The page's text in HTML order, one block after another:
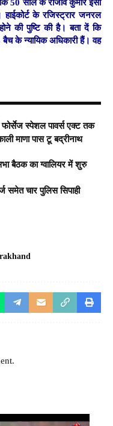
50 साल के राजीव कुमार इसी
हाईकोर्ट के रजिस्ट्रार जनरल
की पुष्टि की है। बता दें कि
बैच के न्यायिक अधिकारी हैं। वह
फोर्सेज स्पेशल पावर्स एक्ट तक
माणा पास टू बद्रीनाथ
बैठक का ग्वालियर में शुरु
समेत चार पुलिस सिपाही